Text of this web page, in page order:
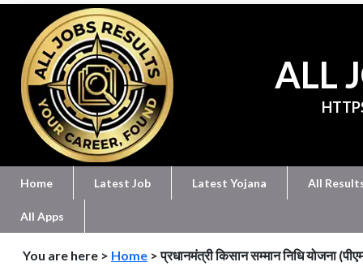
ALL
Home Latest Job Latest Yojana All
All Apps
You are here > Home > प्रधानमंत्री किसान सम्मान निधि योजना